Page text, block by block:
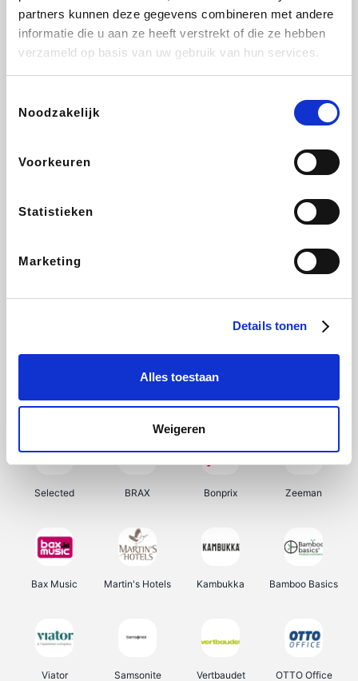
partners kunnen deze gegevens combineren met andere
informatie die u aan ze heeft verstrekt of die ze hebben
verzameld op basis van uw gebruik van hun services.
Noodzakelijk
Voorkeuren
Statistieken
Marketing
Details tonen
Alles toestaan
Weigeren
Weekendesk Sarenza Schiesser Interhome
Lufthansa
CheapTickets.be DeubaXXL
Samsung My Jewellery Delonghi Tennis Point
Selected BRAX Bonprix Zeeman
Bax Music Martin's Hotels Kambukka Bamboo Basics
Viator Samsonite Vertbaudet OTTO Office